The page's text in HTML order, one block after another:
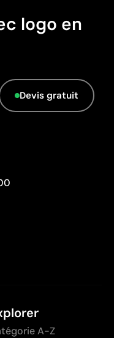
considérées
de
à l'Europe.
logo en
Devis gratuit
A-Z